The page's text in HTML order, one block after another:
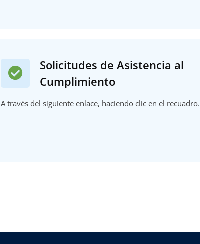
Solicitudes de Asistencia al
Cumplimiento
A través del siguiente enlace, haciendo clic en el recuadro.